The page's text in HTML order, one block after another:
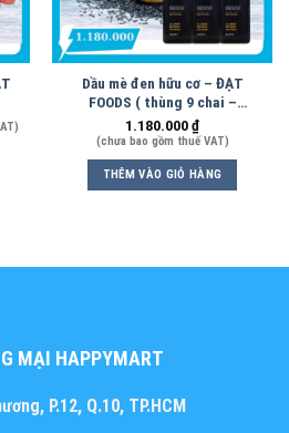
Dầu mè đen hữu cơ – ĐẠT
FOODS ( thùng 9 chai –
500ml/chai )
1.180.000₫
(chưa bao gồm thuế VAT)
THÊM VÀO GIỎ HÀNG
MẠI HAPPYMART
P.12, Q.10, TP.HCM